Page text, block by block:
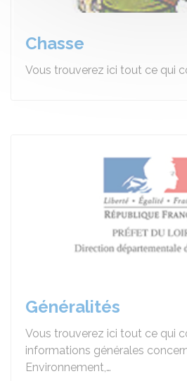
Chasse
Vous trouverez ici tout ce qui
Généralités
Vous trouverez ici tout ce qui
informations générales
Environnement,…